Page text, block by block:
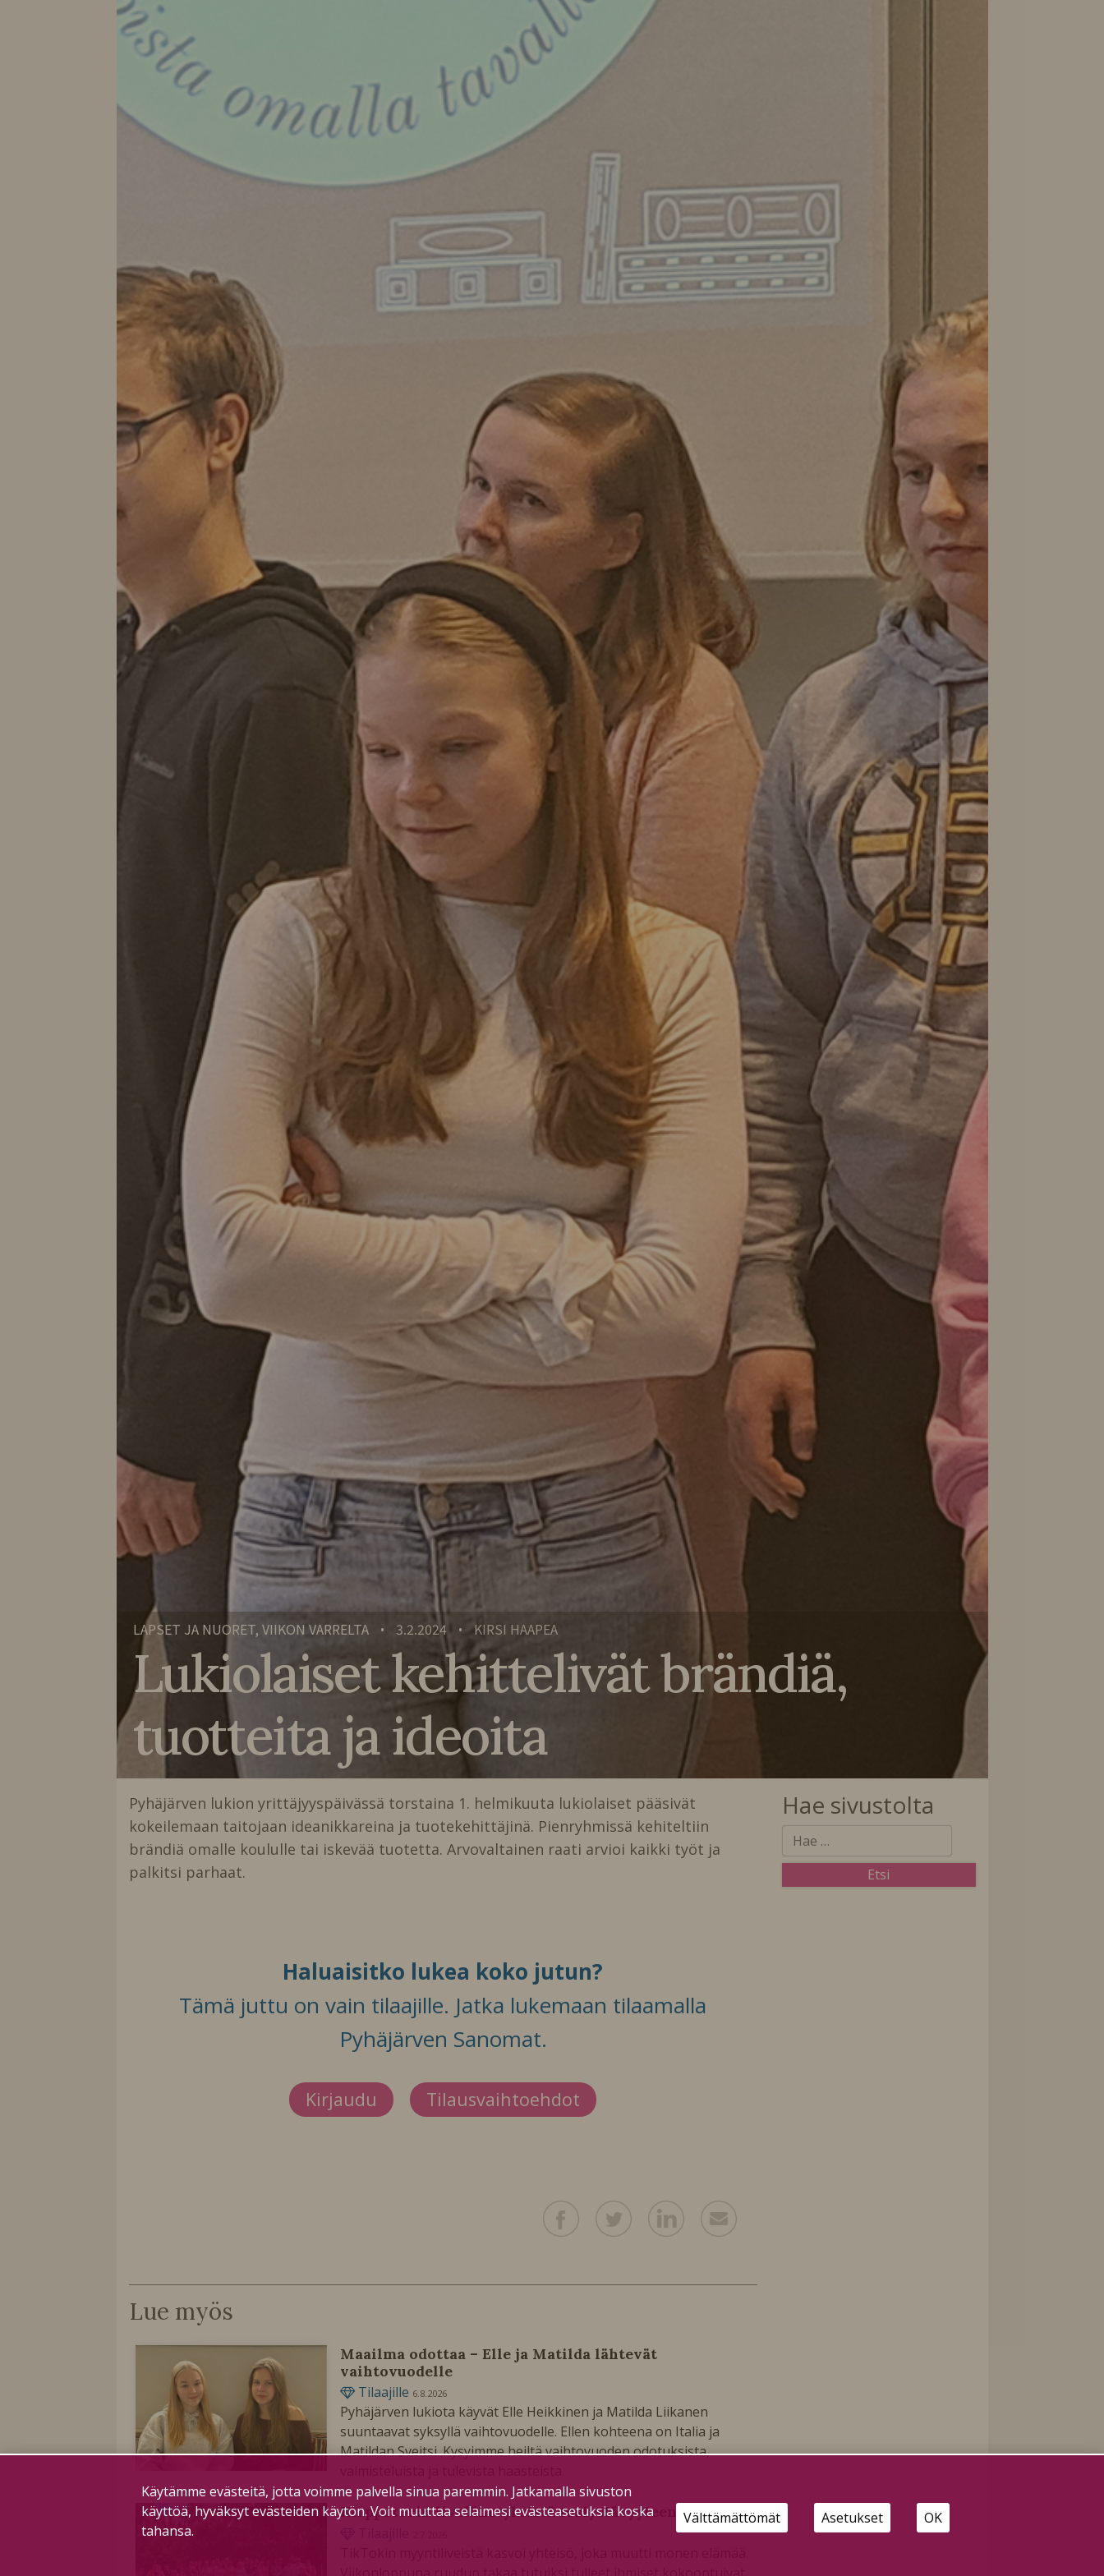
LAPSET JA NUORET, VIIKON VARRELTA • 3.2.2024 • KIRSI HAAPEA
Lukiolaiset kehittelivät brändiä,
tuotteita ja ideoita
Pyhäjärven lukion yrittäjyyspäivässä torstaina 1. helmikuuta lukiolaiset pääsivät
kokeilemaan taitojaan ideanikkareina ja tuotekehittäjinä. Pienryhmissä kehiteltiin
brändiä omalle koululle tai iskevää tuotetta. Arvovaltainen raati arvioi kaikki työt ja
palkitsi parhaat.
Haluaisitko lukea koko jutun?
Tämä juttu on vain tilaajille. Jatka lukemaan tilaamalla
Pyhäjärven Sanomat.
Kirjaudu Tilausvaihtoehdot
Lue myös
Maailma odottaa – Elle ja Matilda lähtevät
vaihtovuodelle
Tilaajille 6.8.2026
Pyhäjärven lukiota käyvät Elle Heikkinen ja Matilda Liikanen
suuntaavat syksyllä vaihtovuodelle. Ellen kohteena on Italia ja
Matildan Sveitsi. Kysyimme heiltä vaihtovuoden odotuksista,
Kirpputorin livelähetyksistä tosiystävyyteen
Hae sivustolta
Käytämme evästeitä, jotta voimme palvella sinua paremmin. Jatkamalla sivuston
käyttöä, hyväksyt evästeiden käytön. Voit muuttaa selaimesi evästeasetuksia koska
tahansa.
Välttämättömät Asetukset OK